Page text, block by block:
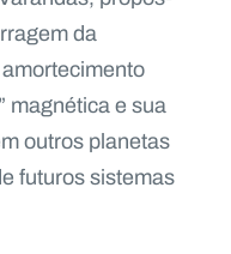
da
magnética e sua
outros planetas
futuros sistemas